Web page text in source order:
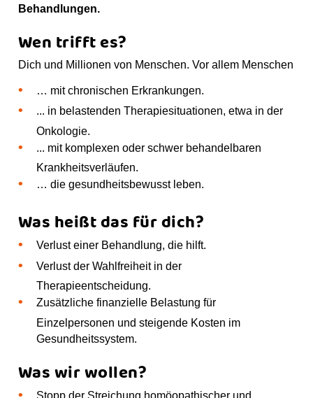
Behandlungen.
Wen trifft es?
Dich und Millionen von Menschen. Vor allem Menschen
… mit chronischen Erkrankungen.
... in belastenden Therapiesituationen, etwa in der
Onkologie.
... mit komplexen oder schwer behandelbaren
Krankheitsverläufen.
… die gesundheitsbewusst leben.
Was heißt das für dich?
Verlust einer Behandlung, die hilft.
Verlust der Wahlfreiheit in der
Therapieentscheidung.
Zusätzliche finanzielle Belastung für
Einzelpersonen und steigende Kosten im
Gesundheitssystem.
Was wir wollen?
Stopp der Streichung homöopathischer und